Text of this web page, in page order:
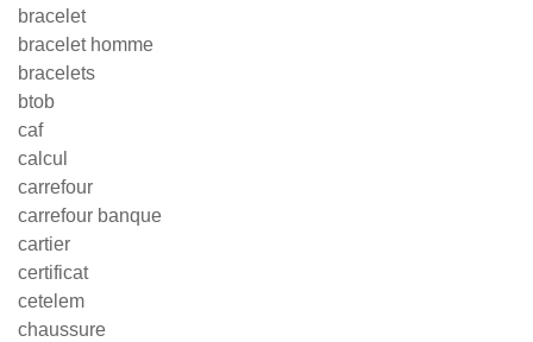
bracelet
bracelet homme
bracelets
btob
caf
calcul
carrefour
carrefour banque
cartier
certificat
cetelem
chaussure